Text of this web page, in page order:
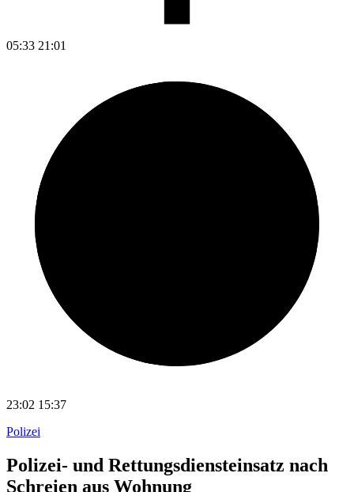
05:33 21:01
23:02 15:37
Polizei
Polizei- und Rettungsdiensteinsatz nach
Schreien aus Wohnung